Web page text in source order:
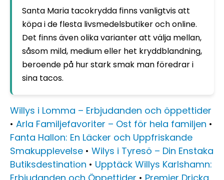
Santa Maria tacokrydda finns vanligtvis att
köpa i de flesta livsmedelsbutiker och online.
Det finns även olika varianter att välja mellan,
såsom mild, medium eller het kryddblandning,
beroende på hur stark smak man föredrar i
sina tacos.
Willys i Lomma – Erbjudanden och öppettider
• Arla Familjefavoriter – Ost för hela familjen •
Fanta Hallon: En Läcker och Uppfriskande
Smakupplevelse • Wilys i Tyresö – Din Enstaka
Butiksdestination • Upptäck Willys Karlshamn: